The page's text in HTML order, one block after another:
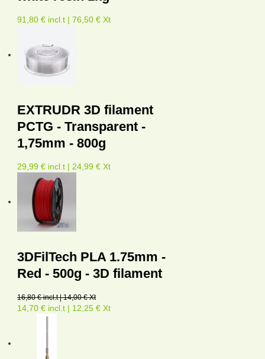
91,80 € incl.t | 76,50 € Xt
EXTRUDR 3D filament
PCTG - Transparent -
1,75mm - 800g
29,99 € incl.t | 24,99 € Xt
3DFilTech PLA 1.75mm -
Red - 500g - 3D filament
16,80 € incl.t | 14,00 € Xt
14,70 € incl.t | 12,25 € Xt